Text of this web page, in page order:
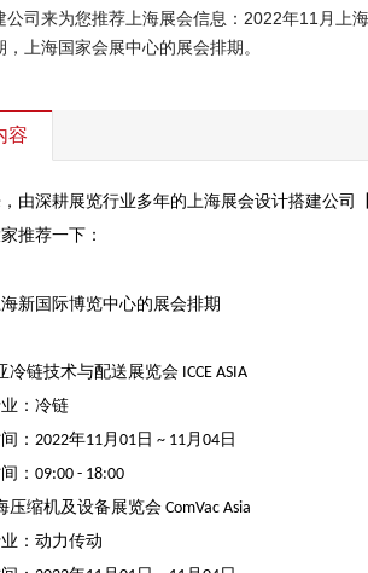
公司来为您推荐上海展会信息：2022年11月上
，上海国家会展中心的展会排期。
容
由深耕展览行业多年的上海展会设计搭建公司
推荐一下：
新国际博览中心的展会排期
冷链技术与配送展览会 ICCE ASIA
：冷链
： 2022年11月 01 日 ~ 11月 04 日
： 09:00 - 18:00
压缩机及设备展览会 ComVac Asia
：动力传动